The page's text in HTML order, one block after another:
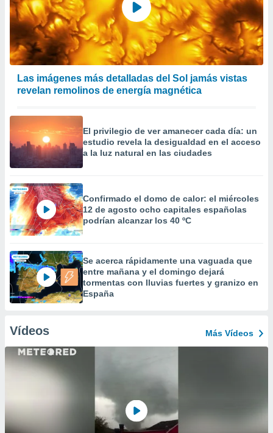
Las imágenes más detalladas del Sol jamás vistas
revelan remolinos de energía magnética
El privilegio de ver amanecer cada día: un
estudio revela la desigualdad en el acceso
a la luz natural en las ciudades
Confirmado el domo de calor: el miércoles
12 de agosto ocho capitales españolas
podrían alcanzar los 40 ºC
Se acerca rápidamente una vaguada que
entre mañana y el domingo dejará
tormentas con lluvias fuertes y granizo en
España
Vídeos Más Vídeos